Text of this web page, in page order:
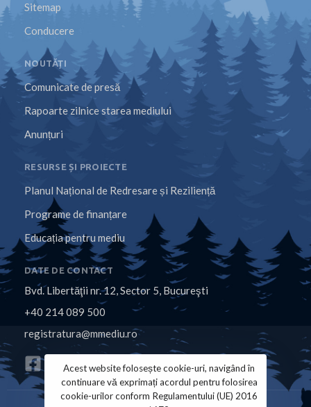
Sitemap
Conducere
NOUTĂȚI
Comunicate de presă
Rapoarte zilnice starea mediului
Anunțuri
RESURSE ȘI PROIECTE
Planul Național de Redresare și Reziliență
Programe de finanțare
Educația pentru mediu
DATE DE CONTACT
Bvd. Libertăţii nr. 12, Sector 5, Bucureşti
+40 214 089 500
registratura@mmediu.ro
Acest website folosește cookie-uri, navigând în
continuare vă exprimați acordul pentru folosirea
cookie-urilor conform Regulamentului (UE) 2016